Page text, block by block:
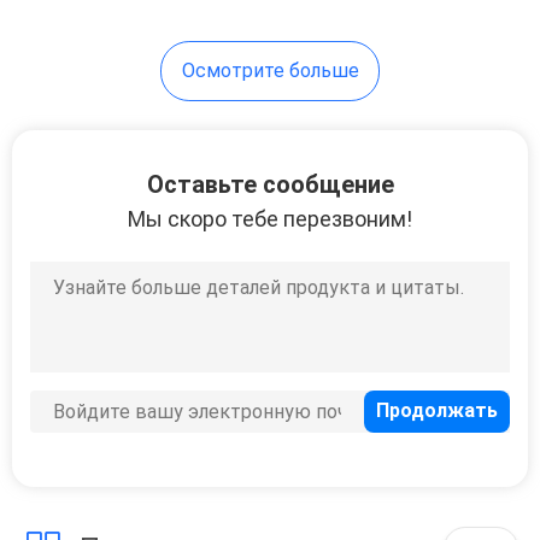
Заграждение
устанавливая
устанавливая
Осмотрите больше
Оставьте сообщение
Мы скоро тебе перезвоним!